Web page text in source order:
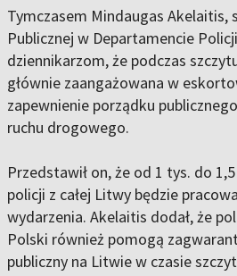
Tymczasem Mindaugas Akelaitis,
Publicznej w Departamencie
dziennikarzom, że podczas
głównie zaangażowana w
zapewnienie porządku
ruchu drogowego.
Przedstawił on, że od 1 tys. do
policji z całej Litwy będzie
wydarzenia. Akelaitis dodał, że
Polski również pomogą
publiczny na Litwie w czasie